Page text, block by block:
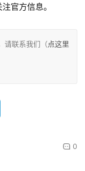
官方信息。
请联系我们（点这里
0